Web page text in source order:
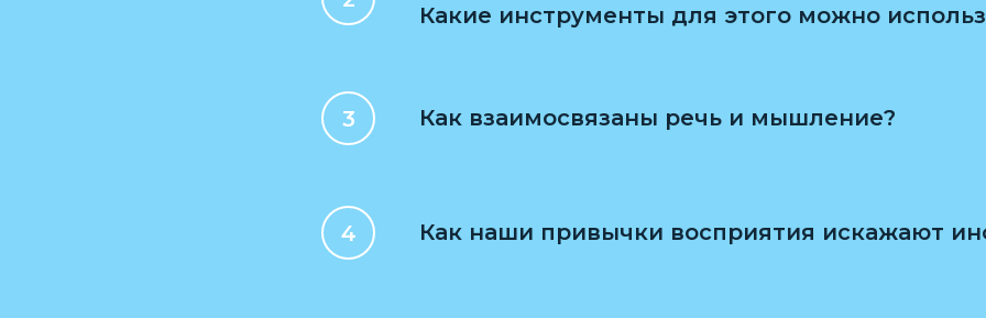
Какие инструменты для этого можно
Как взаимосвязаны речь и мышление?
Как наши привычки восприятия искажают